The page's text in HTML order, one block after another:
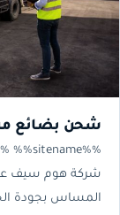
شحن بضائع من
شركة هوم سيف
المساس بجودة